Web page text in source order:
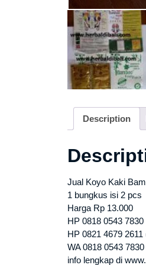
Description
Jual Koyo Kaki
1 bungkus isi 2 pcs
Harga Rp 13.000
HP 0818 0543 7830
HP 0821 4679
WA 0818 0543
info lengkap di